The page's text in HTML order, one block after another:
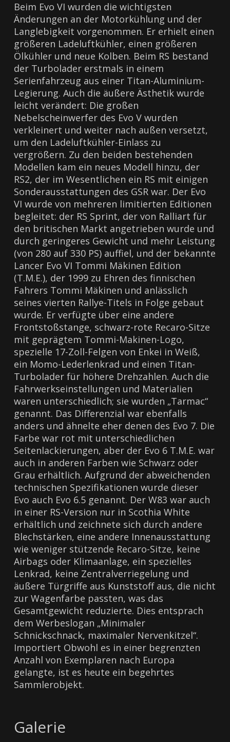
Beim Evo VI wurden die wichtigsten
Änderungen an der Motorkühlung und der
Langlebigkeit vorgenommen. Er erhielt einen
größeren Ladeluftkühler, einen größeren
Ölkühler und neue Kolben. Beim RS bestand
der Turbolader erstmals in einem
Serienfahrzeug aus einer Titan-Aluminium-
Legierung. Auch die äußere Ästhetik wurde
leicht verändert: Die großen
Nebelscheinwerfer des Evo V wurden
verkleinert und weiter nach außen versetzt,
um den Ladeluftkühler-Einlass zu
vergrößern. Zu den beiden bestehenden
Modellen kam ein neues Modell hinzu, der
RS2, der im Wesentlichen ein RS mit einigen
Sonderausstattungen des GSR war. Der Evo
VI wurde von mehreren limitierten Editionen
begleitet: der RS ​​Sprint, der von Ralliart für
den britischen Markt angetrieben wurde und
durch geringeres Gewicht und mehr Leistung
(von 280 auf 330 PS) auffiel, und der bekannte
Lancer Evo VI Tommi Mäkinen Edition
(T.M.E.), der 1999 zu Ehren des finnischen
Fahrers Tommi Mäkinen und anlässlich
seines vierten Rallye-Titels in Folge gebaut
wurde. Er verfügte über eine andere
Frontstoßstange, schwarz-rote Recaro-Sitze
mit geprägtem Tommi-Makinen-Logo,
spezielle 17-Zoll-Felgen von Enkei in Weiß,
ein Momo-Lederlenkrad und einen Titan-
Turbolader für höhere Drehzahlen. Auch die
Fahrwerkseinstellungen und Materialien
waren unterschiedlich; sie wurden „Tarmac“
genannt. Das Differenzial war ebenfalls
anders und ähnelte eher denen des Evo 7. Die
Farbe war rot mit unterschiedlichen
Seitenlackierungen, aber der Evo 6 T.M.E. war
auch in anderen Farben wie Schwarz oder
Grau erhältlich. Aufgrund der abweichenden
technischen Spezifikationen wurde dieser
Evo auch Evo 6.5 genannt. Der W83 war auch
in einer RS-Version nur in Scothia White
erhältlich und zeichnete sich durch andere
Blechstärken, eine andere Innenausstattung
wie weniger stützende Recaro-Sitze, keine
Airbags oder Klimaanlage, ein spezielles
Lenkrad, keine Zentralverriegelung und
äußere Türgriffe aus Kunststoff aus, die nicht
zur Wagenfarbe passten, was das
Gesamtgewicht reduzierte. Dies entsprach
dem Werbeslogan „Minimaler
Schnickschnack, maximaler Nervenkitzel“.
Importiert Obwohl es in einer begrenzten
Anzahl von Exemplaren nach Europa
gelangte, ist es heute ein begehrtes
Sammlerobjekt.
Galerie